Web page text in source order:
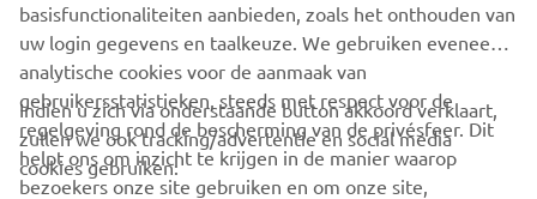
CORPORATE
basisfunctionaliteiten aanbieden, zoals het onthouden van
uw login gegevens en taalkeuze. We gebruiken eveneens
analytische cookies voor de aanmaak van
gebruikersstatistieken, steeds met respect voor de
regelgeving rond de bescherming van de privésfeer. Dit
helpt ons om inzicht te krijgen in de manier waarop
bezoekers onze site gebruiken en om onze site,
Indien u zich via onderstaande button akkoord verklaart,
zullen we ook tracking/advertentie en social media
cookies gebruiken: